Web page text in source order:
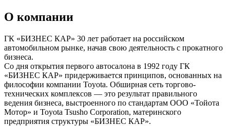
О компании
ГК «БИЗНЕС КАР» 30 лет работает на российском
автомобильном рынке, начав свою деятельность с прокатного
бизнеса.
Со дня открытия первого автосалона в 1992 году ГК
«БИЗНЕС КАР» придерживается принципов, основанных на
философии компании Toyota. Обширная сеть торгово-
технических комплексов — это результат правильного
ведения бизнеса, выстроенного по стандартам ООО «Тойота
Мотор» и Toyota Tsusho Corporation, материнского
предприятия структуры «БИЗНЕС КАР».